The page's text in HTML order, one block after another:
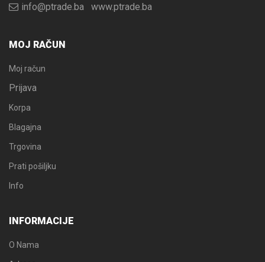
info@ptrade.ba www.ptrade.ba
MOJ RAČUN
Moj račun
Prijava
Korpa
Blagajna
Trgovina
Prati pošiljku
Info
INFORMACIJE
O Nama